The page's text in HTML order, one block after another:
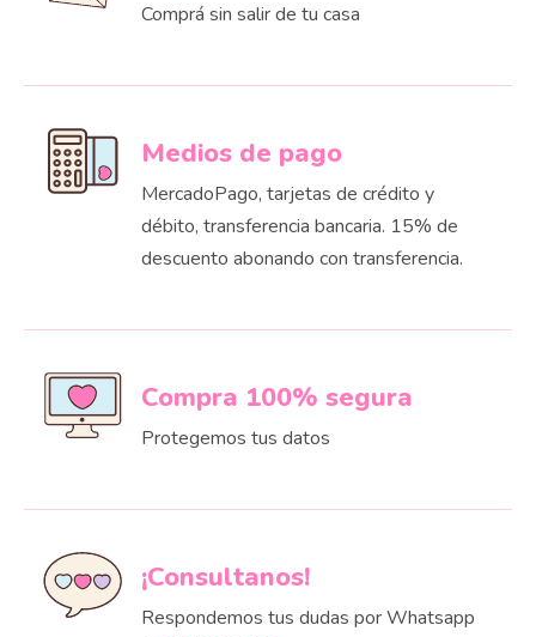
Comprá sin salir de tu casa
Medios de pago
MercadoPago, tarjetas de crédito y
débito, transferencia bancaria. 15% de
descuento abonando con transferencia.
Compra 100% segura
Protegemos tus datos
¡Consultanos!
Respondemos tus dudas por Whatsapp